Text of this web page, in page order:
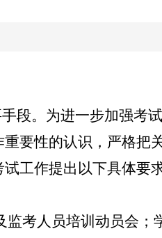
段。为进一步加强考
要性的认识，严格把
工作提出以下具体要求
考人员培训动员会；